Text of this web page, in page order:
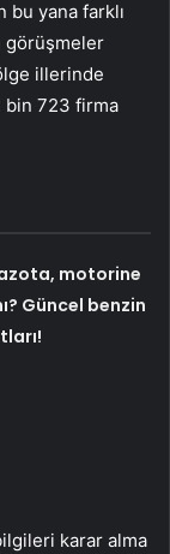
bu yana farklı
görüşmeler
illerinde
bin 723 firma
motorine
Güncel benzin
karar alma